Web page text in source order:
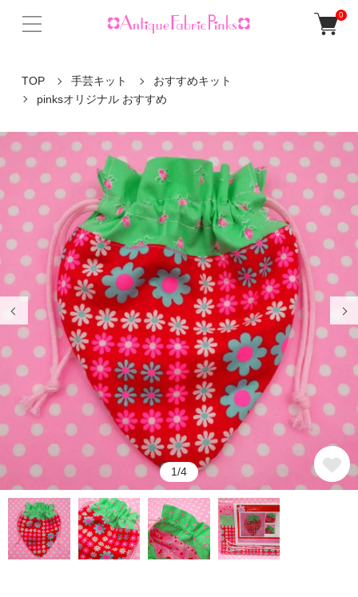
0
TOP 手芸キット
おすすめキット
pinksオリジナル おすすめ
1/4